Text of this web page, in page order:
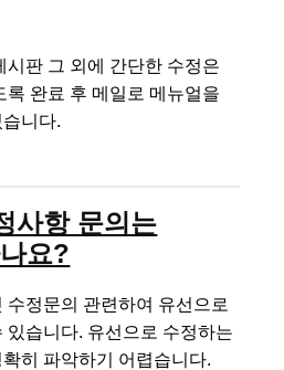
시판 그 외에 간단한 수정은
록 완료 후 메일로 메뉴얼을
니다.
사항 문의는
요?
수정문의 관련하여 유선으로
있습니다. 유선으로 수정하는
히 파악하기 어렵습니다.